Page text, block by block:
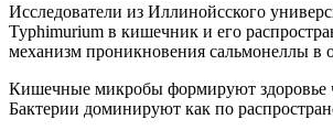
Исследователи из Иллинойсского
Typhimurium в кишечник и его
механизм проникновения сальмонеллы в
Кишечные микробы формируют здоровье
Бактерии доминируют как по